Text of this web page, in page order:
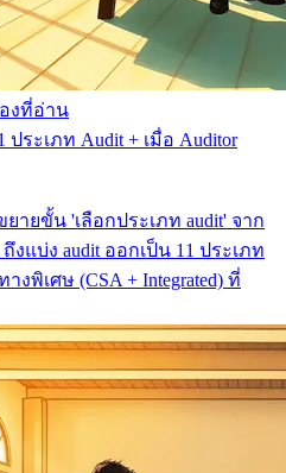
องที่อ่าน
ประเภท Audit + เมื่อ Auditor
ยายขั้น 'เลือกประเภท audit' จาก
งแบ่ง audit ออกเป็น 11 ประเภท
พิเศษ (CSA + Integrated) ที่